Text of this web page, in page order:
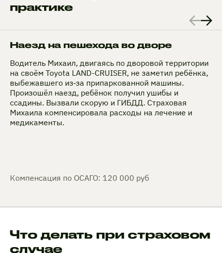
практике
Наезд на пешехода во дворе
Водитель Михаил, двигаясь по дворовой территории
на своём Toyota LAND-CRUISER, не заметил ребёнка,
выбежавшего из‑за припаркованной машины.
Произошёл наезд, ребёнок получил ушибы и
ссадины. Вызвали скорую и ГИБДД. Страховая
Михаила компенсировала расходы на лечение и
медикаменты.
Компенсация по ОСАГО: 120 000 руб
Что делать при страховом
случае